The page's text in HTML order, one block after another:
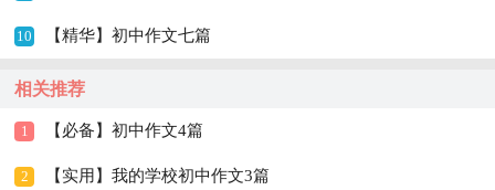
10 【精华】初中作文七篇
相关推荐
1 【必备】初中作文4篇
2 【实用】我的学校初中作文3篇